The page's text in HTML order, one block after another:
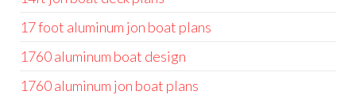
17 foot aluminum jon boat plans
1760 aluminum boat design
1760 aluminum jon boat plans